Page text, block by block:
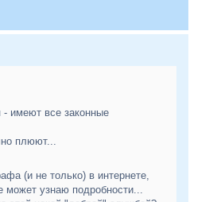
- имеют все законные
плюют...
(и не только) в интернете,
узнаю подробности...